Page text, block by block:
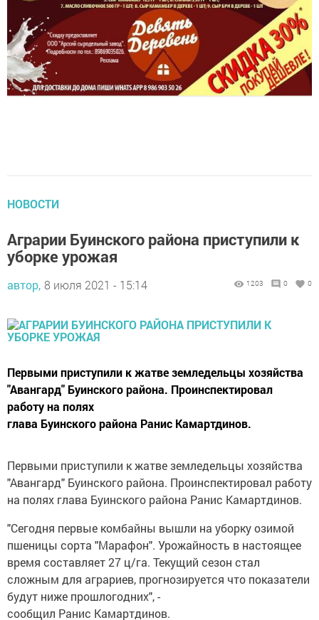
НОВОСТИ
Аграрии Буинского района приступили к
уборке урожая
автор, 8 июля 2021 - 15:14
Первыми приступили к жатве земледельцы хозяйства
"Авангард" Буинского района. Проинспектировал
работу на полях
глава Буинского района Ранис Камартдинов.
Первыми приступили к жатве земледельцы хозяйства
"Авангард" Буинского района. Проинспектировал работу
на полях глава Буинского района Ранис Камартдинов.
"Сегодня первые комбайны вышли на уборку озимой
пшеницы сорта "Марафон". Урожайность в настоящее
время составляет 27 ц/га. Текущий сезон стал
сложным для аграриев, прогнозируется что показатели
будут ниже прошлогодних", -
сообщил Ранис Камартдинов.